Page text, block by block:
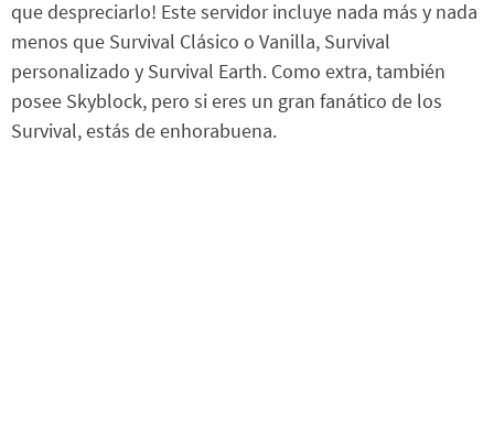
que despreciarlo! Este servidor incluye nada más y nada
menos que Survival Clásico o Vanilla, Survival
personalizado y Survival Earth. Como extra, también
posee Skyblock, pero si eres un gran fanático de los
Survival, estás de enhorabuena.